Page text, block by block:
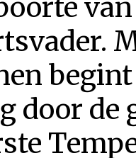
van
door de